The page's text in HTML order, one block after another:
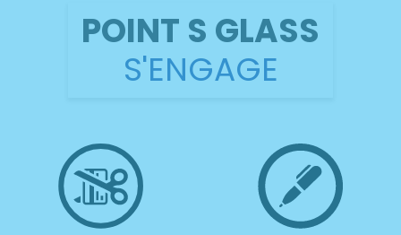
POINT S GLASS
S'ENGAGE